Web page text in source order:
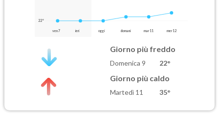
22°
ven 7 ieri oggi domani mar 11 mer 12
Giorno più freddo
Domenica 9 22°
Giorno più caldo
Martedì 11 35°